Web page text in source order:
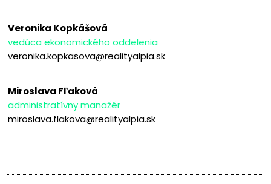
Veronika Kopkášová
vedúca ekonomického oddelenia
veronika.kopkasova@realityalpia.sk
Miroslava Fľaková
administratívny manažér
miroslava.flakova@realityalpia.sk